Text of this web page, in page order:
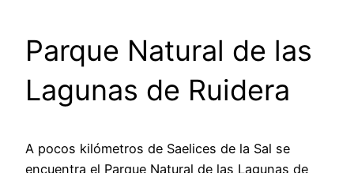
Parque Natural de las
Lagunas de Ruidera
A pocos kilómetros de Saelices de la Sal se
encuentra el Parque Natural de las Lagunas de